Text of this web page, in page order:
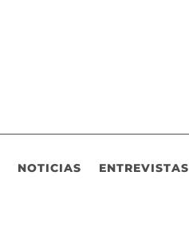
NOTICIAS ENTREVISTAS